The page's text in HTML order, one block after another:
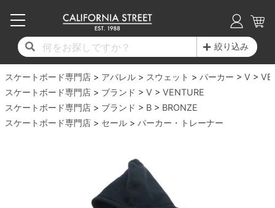
絞り込み
スケートボード専門店 アパレル スウェット パーカー V
スケートボード専門店
ブランド V
VENTURE
スケートボード専門店
ブランド B
BRONZE
スケートボード専門店
セール パーカー・トレーナー
17時までのご注文は当日発送！
11,000円以上で送料無料！
毎月1日はポイント5倍！10日と20日は3倍！
コンプリートセット（完成品）
17時までのご注文は当日発送！
11,000円以上で送料無料！
毎月1日はポイント5倍！10日と20日は3倍！
デッキ新着一覧
子供用デッキ
7.0inch以下
7.2inch
17時までのご注文は当日発送！
11,000円以上で送料無料！
毎月1日はポイント5倍！10日と20日は3倍！
トラック新着一覧
適合デッキサイズから選ぶ
7.0inch以下
7.2inch
7.3inch
17時までのご注文は当日発送！
11,000円以上で送料無料！
毎月1日はポイント5倍！10日と20日は3倍！
ウィール新着一覧
ウィールをサイズから選ぶ
50mm
51mm
52mm
スピットファイヤー F4（フォーミュラフォ
17時までのご注文は当日発送！
11,000円以上で送料無料！
毎月1日はポイント5倍！10日と20日は3倍！
シューズ新着一覧
シューズをサイズから選ぶ
20cm
21cm
22cm
17時までのご注文は当日発送！
11,000円以上で送料無料！
毎月1日はポイント5倍！10日と20日は3倍！
Tシャツ
17時までのご注文は当日発送！
11,000円以上で送料無料！
毎月1日はポイント5倍！10日と20日は3倍！
最新ブログ一覧
17時までのご注文は当日発送！
11,000円以上で送料無料！
毎月1日はポイント5倍！10日と20日は3倍！
初心者の方へ
スタッフおすすめアイテム
17時までのご注文は当日発送！
11,000円以上で送料無料！
毎月1日はポイント5倍！10日と20日は3倍！
店舗情報
カリフォルニアストリートの歴史